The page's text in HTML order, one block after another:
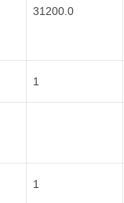
31200.0
1
1